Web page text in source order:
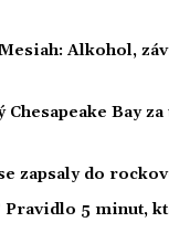
Alkohol,
Bay
zapsaly do
Pravidlo 5 minut,